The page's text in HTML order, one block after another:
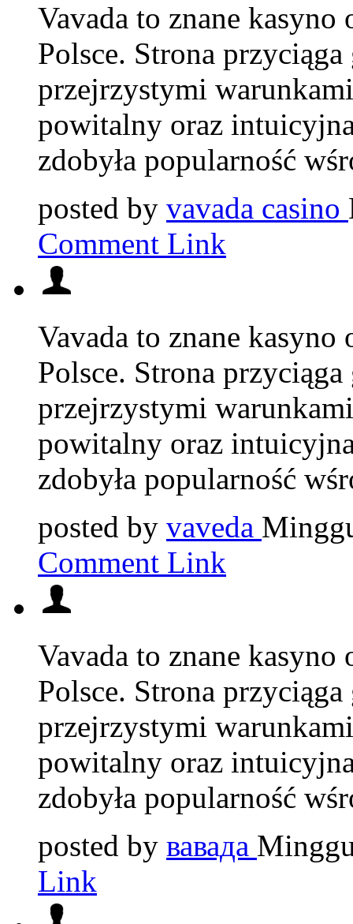
Vavada to znane
Polsce. Strona
przejrzystymi
powitalny oraz
zdobyła popularność
posted by vavada casino
Comment Link
Vavada to znane
Polsce. Strona
przejrzystymi
powitalny oraz
zdobyła popularność
posted by vaveda
Comment Link
Vavada to znane
Polsce. Strona
przejrzystymi
powitalny oraz
zdobyła popularność
posted by вавада
Link